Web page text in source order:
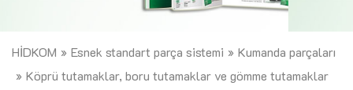
HİDKOM Esnek standart parça sistemi
Kumanda parçaları
Köprü tutamaklar, boru tutamaklar ve gömme tutamaklar